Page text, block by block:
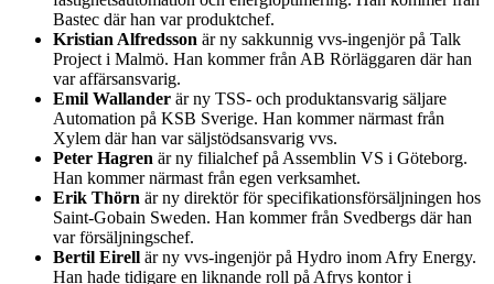
Bastec där han var produktchef.
Kristian Alfredsson är ny sakkunnig vvs-ingenjör på Talk
Project i Malmö. Han kommer från AB Rörläggaren där han
var affärsansvarig.
Emil Wallander är ny TSS- och produktansvarig säljare
Automation på KSB Sverige. Han kommer närmast från
Xylem där han var säljstödsansvarig vvs.
Peter Hagren är ny filialchef på Assemblin VS i Göteborg.
Han kommer närmast från egen verksamhet.
Erik Thörn är ny direktör för specifikationsförsäljningen hos
Saint-Gobain Sweden. Han kommer från Svedbergs där han
var försäljningschef.
Bertil Eirell är ny vvs-ingenjör på Hydro inom Afry Energy.
Han hade tidigare en liknande roll på Afrys kontor i